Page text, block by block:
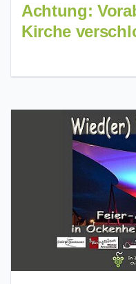
Achtung:
Kirche